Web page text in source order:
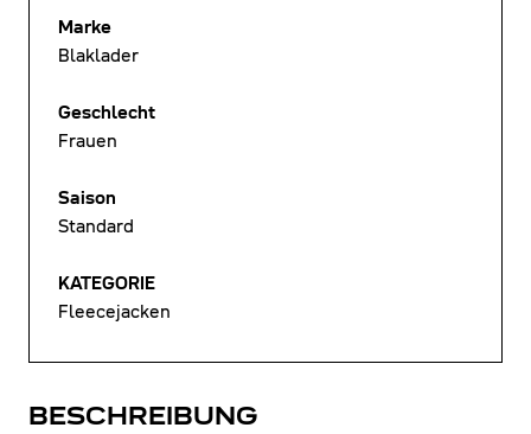
BESCHREIBUNG
Marke
Blaklader
Geschlecht
Frauen
Saison
Standard
KATEGORIE
Fleecejacken